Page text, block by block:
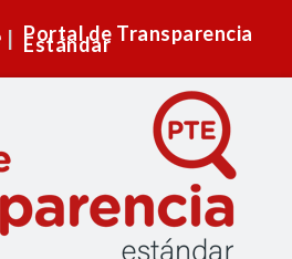
Portal de Transparencia
Estándar